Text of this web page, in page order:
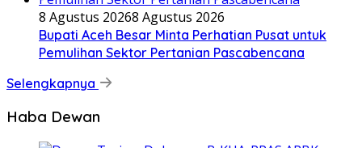
8 Agustus 20268 Agustus 2026
Bupati Aceh Besar Minta Perhatian Pusat untuk
Pemulihan Sektor Pertanian Pascabencana
Selengkapnya
Haba Dewan